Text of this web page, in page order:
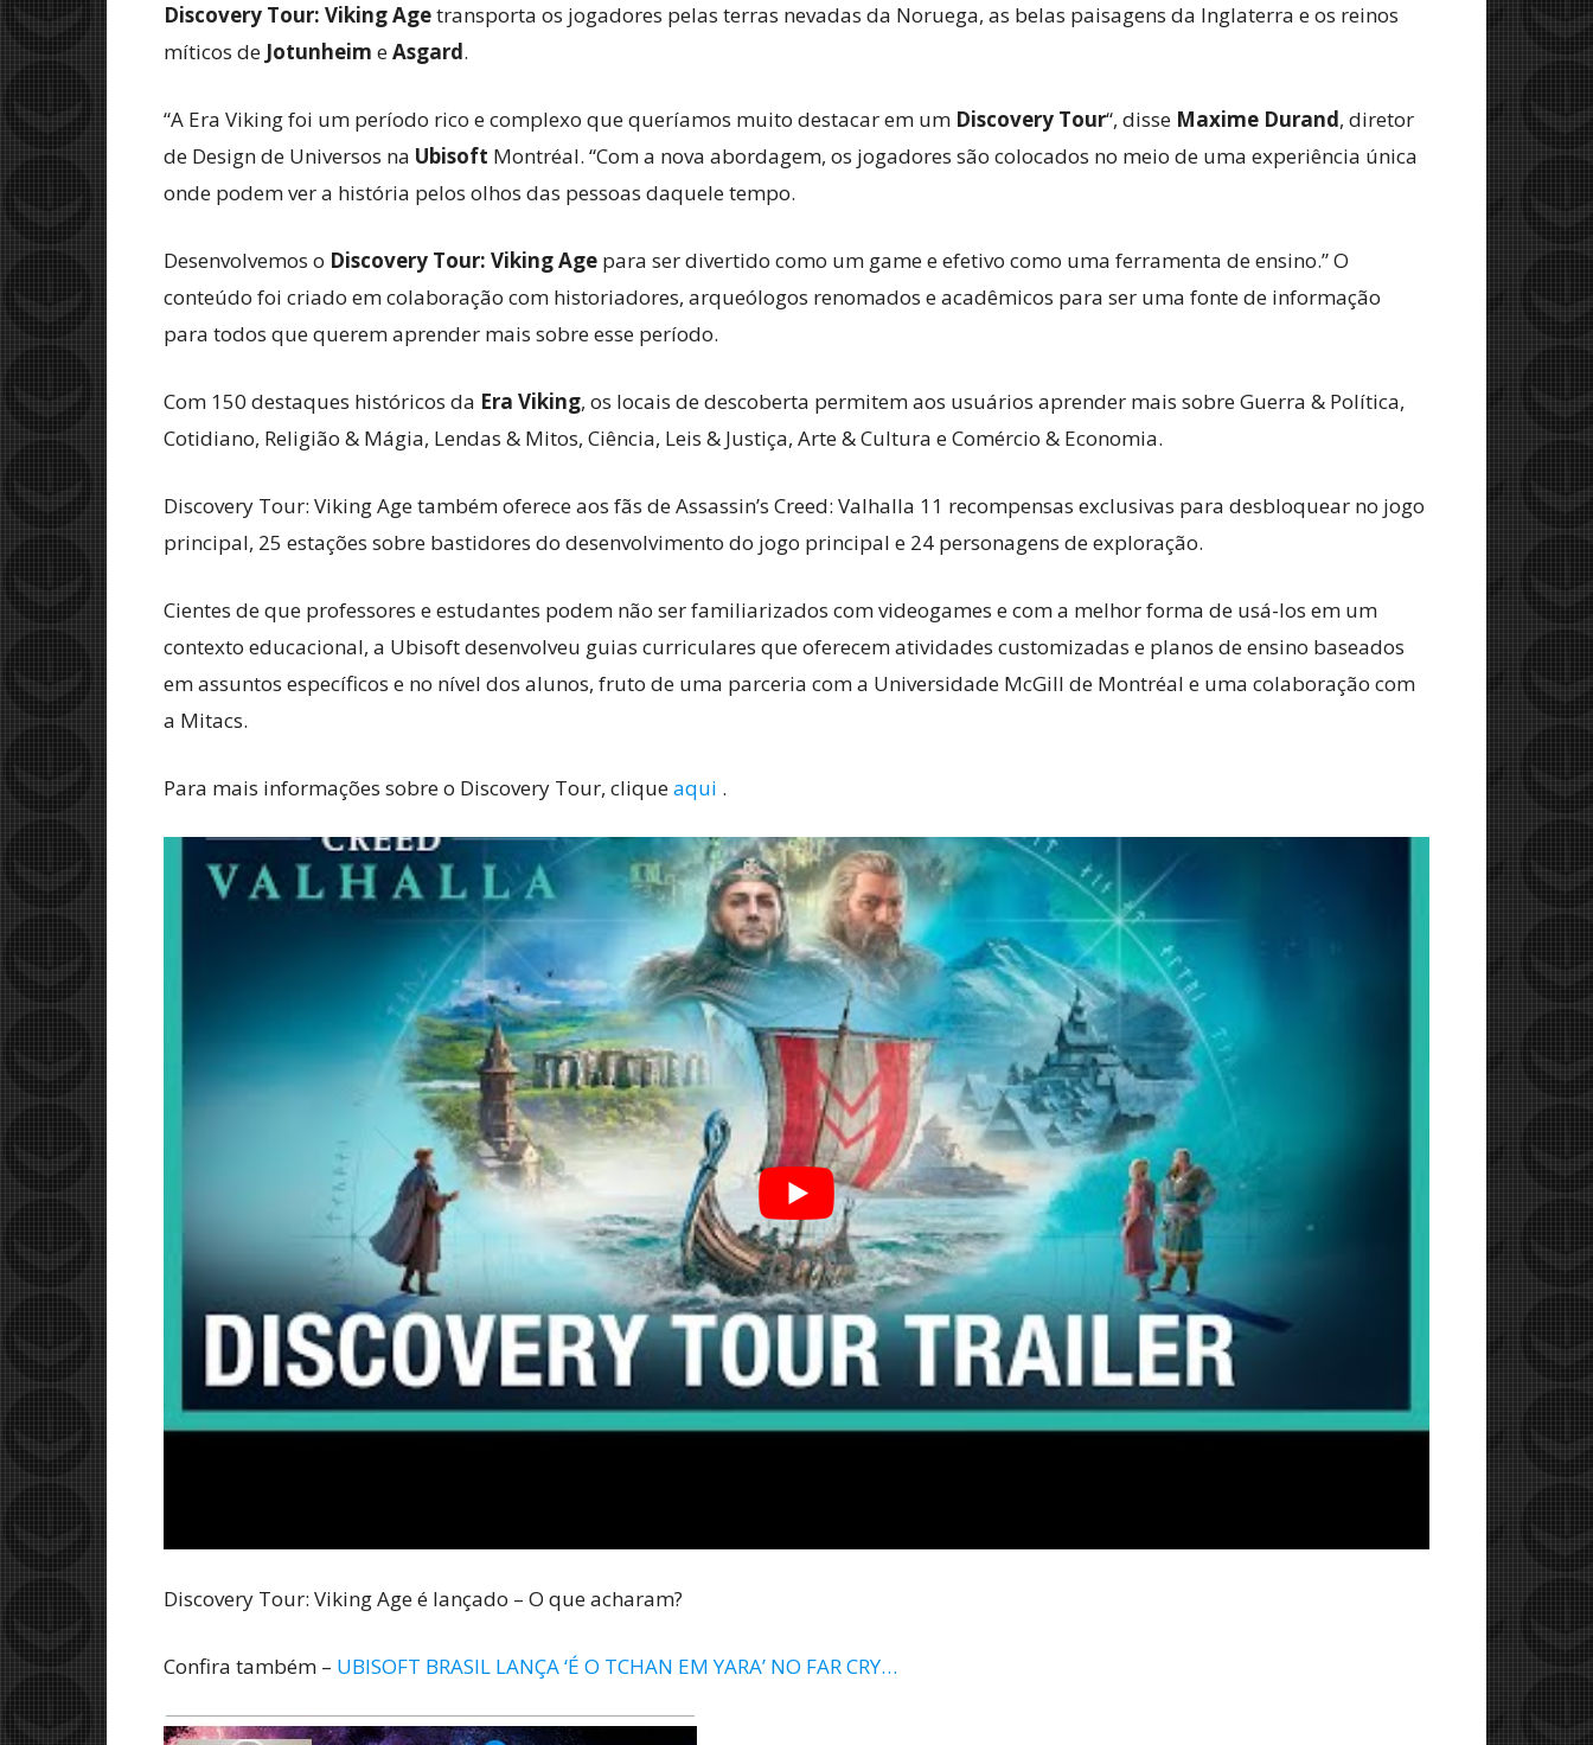
Discovery Tour: Viking Agetransporta os jogadores pelas terras nevadas da Noruega, as belas paisagens da Inglaterra e os reinos
míticos de Jotunheim eAsgard.
“A Era Viking foi um período rico e complexo que queríamos muito destacar em um Discovery Tour“, disse Maxime Durand, diretor
de Design de Universos na Ubisoft Montréal. “Com a nova abordagem, os jogadores são colocados no meio de uma experiência única
onde podem ver a história pelos olhos das pessoas daquele tempo.
Desenvolvemos o Discovery Tour: Viking Age para ser divertido como um game e efetivo como uma ferramenta de ensino.” O
conteúdo foi criado em colaboração com historiadores, arqueólogos renomados e acadêmicos para ser uma fonte de informação
para todos que querem aprender mais sobre esse período.
Com 150 destaques históricos da Era Viking, os locais de descoberta permitem aos usuários aprender mais sobre Guerra & Política,
Cotidiano, Religião & Mágia, Lendas & Mitos, Ciência, Leis & Justiça, Arte & Cultura e Comércio & Economia.
Discovery Tour: Viking Age também oferece aos fãs de Assassin’s Creed: Valhalla 11 recompensas exclusivas para desbloquear no jogo
principal, 25 estações sobre bastidores do desenvolvimento do jogo principal e 24 personagens de exploração.
Cientes de que professores e estudantes podem não ser familiarizados com videogames e com a melhor forma de usá-los em um
contexto educacional, a Ubisoft desenvolveu guias curriculares que oferecem atividades customizadas e planos de ensino baseados
em assuntos específicos e no nível dos alunos, fruto de uma parceria com a Universidade McGill de Montréal e uma colaboração com
a Mitacs.
Para mais informações sobre o Discovery Tour, cliqueaqui .
Discovery Tour: Viking Age é lançado – O que acharam?
Confira também – UBISOFT BRASIL LANÇA ‘É O TCHAN EM YARA’ NO FAR CRY…